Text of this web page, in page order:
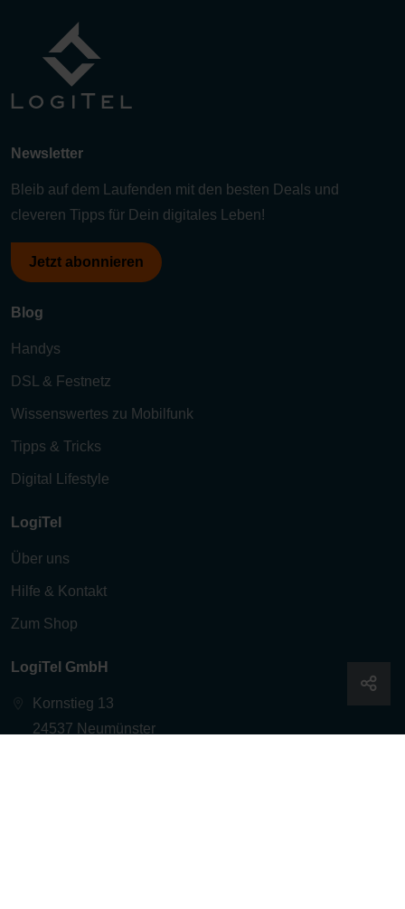
Newsletter
Bleib auf dem Laufenden mit den besten Deals und
cleveren Tipps für Dein digitales Leben!
Jetzt abonnieren
Blog
Handys
DSL & Festnetz
Wissenswertes zu Mobilfunk
Tipps & Tricks
Digital Lifestyle
LogiTel
Über uns
Hilfe & Kontakt
Zum Shop
LogiTel GmbH
Kornstieg 13
24537 Neumünster